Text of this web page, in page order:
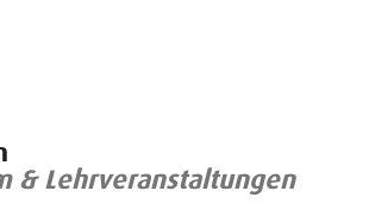
& Lehrveranstaltungen